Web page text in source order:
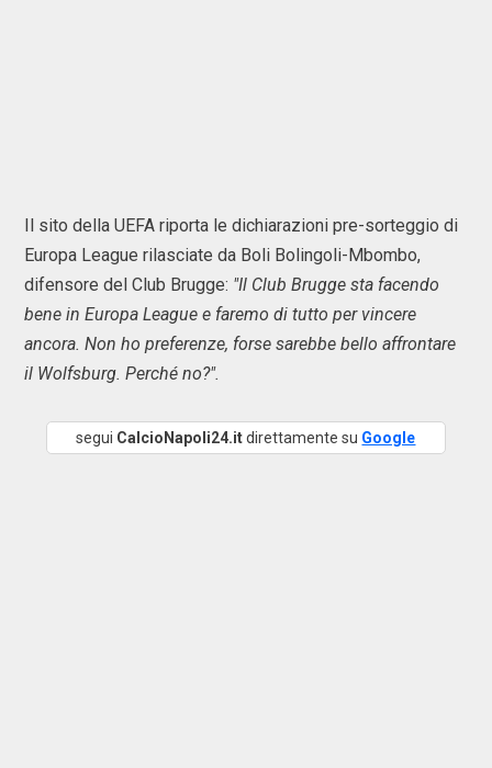
Il sito della UEFA riporta le dichiarazioni pre-sorteggio di
Europa League rilasciate da Boli Bolingoli-Mbombo,
difensore del Club Brugge: "Il Club Brugge sta facendo
bene in Europa League e faremo di tutto per vincere
ancora. Non ho preferenze, forse sarebbe bello affrontare
il Wolfsburg. Perché no?".
segui CalcioNapoli24.itdirettamente su Google